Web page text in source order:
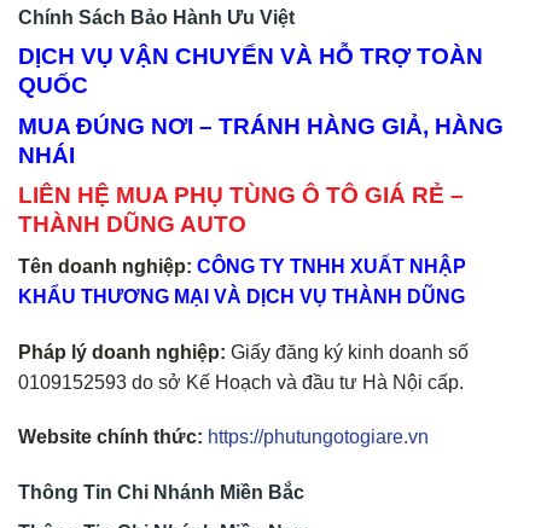
Chính Sách Bảo Hành Ưu Việt
DỊCH VỤ VẬN CHUYỂN VÀ HỖ TRỢ TOÀN
QUỐC
MUA ĐÚNG NƠI – TRÁNH HÀNG GIẢ, HÀNG
NHÁI
LIÊN HỆ MUA PHỤ TÙNG Ô TÔ GIÁ RẺ –
THÀNH DŨNG AUTO
Tên doanh nghiệp: CÔNG TY TNHH XUẤT NHẬP
KHẨU THƯƠNG MẠI VÀ DỊCH VỤ THÀNH DŨNG
Pháp lý doanh nghiệp: Giấy đăng ký kinh doanh số
0109152593 do sở Kế Hoạch và đầu tư Hà Nội cấp.
Website chính thức: https://phutungotogiare.vn
Thông Tin Chi Nhánh Miền Bắc